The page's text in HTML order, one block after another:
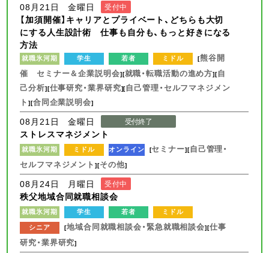
08月21日 金曜日 受付中
【加須開催】キャリアとプライベート、どちらも大切
にする人生設計術 仕事も自分も、もっと好きになる
方法
就職氷河期 学生 若者 ミドル [熊谷開
催 セミナー＆企業説明会][就職・転職活動の進め方][自
己分析][仕事研究・業界研究][自己管理・セルフマネジメン
ト][合同企業説明会]
08月21日 金曜日 受付終了
ストレスマネジメント
就職氷河期 ミドル オンライン [セミナー][自己管理・
セルフマネジメント][その他]
08月24日 月曜日 受付中
秩父地域合同就職相談会
就職氷河期 学生 若者
ミドル
シニア
[地域合同就職相談会・緊急就職相談会][仕事
研究・業界研究]